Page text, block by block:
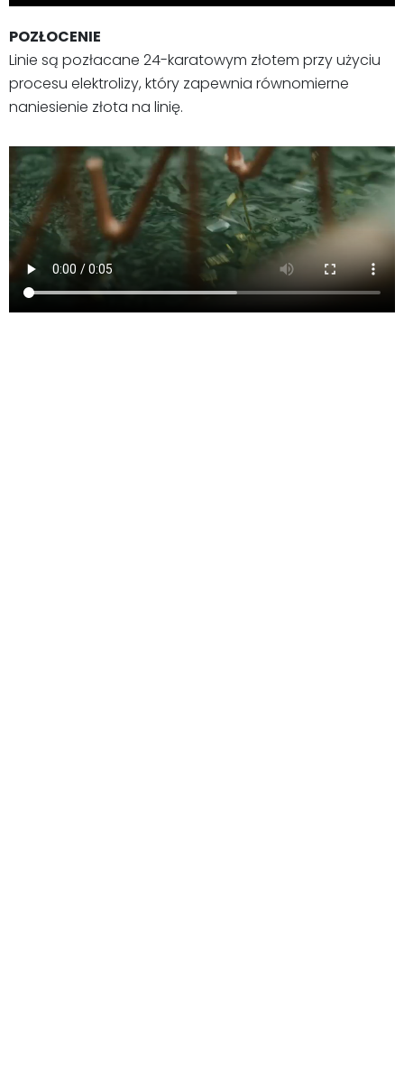
POZŁOCENIE
Linie są pozłacane 24-karatowym złotem przy użyciu
procesu elektrolizy, który zapewnia równomierne
naniesienie złota na linię.